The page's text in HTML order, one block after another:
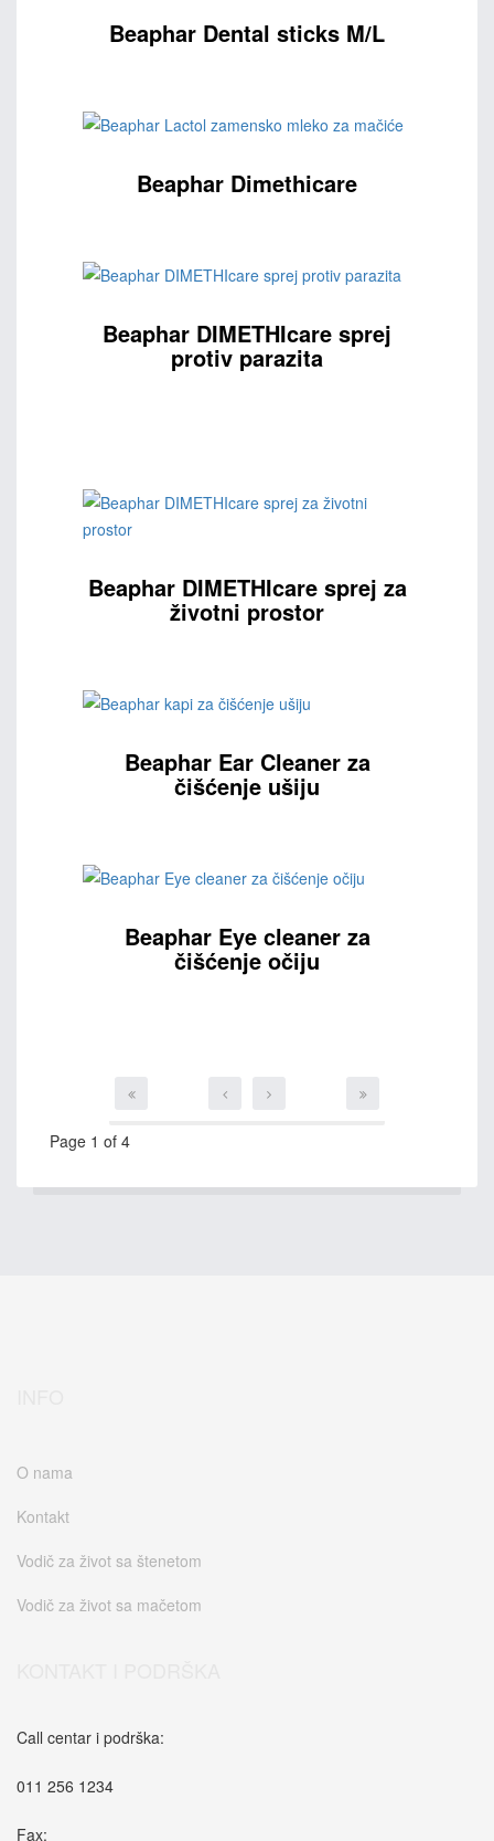
Beaphar Dental sticks M/L
Beaphar Dimethicare
Beaphar DIMETHIcare sprej
protiv parazita
Beaphar DIMETHIcare sprej za
životni prostor
Beaphar Ear Cleaner za
čišćenje ušiju
Beaphar Eye cleaner za
čišćenje očiju
Page 1 of 4
O nama
Kontakt
Vodič za život sa štenetom
Vodič za život sa mačetom
Call centar i podrška:
011 256 1234
Fax: